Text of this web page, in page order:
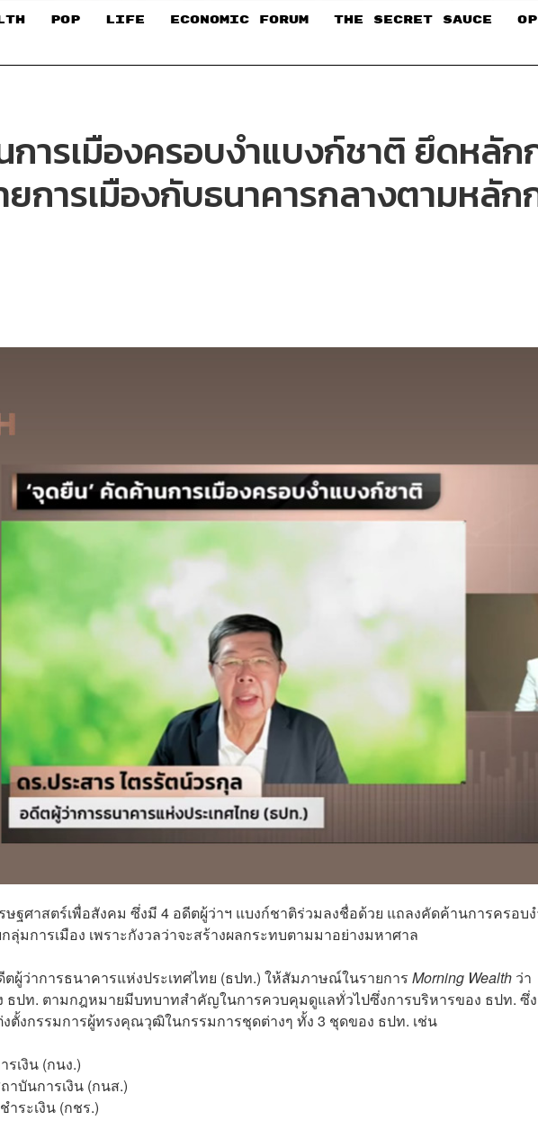
POP LIFE ECONOMIC FORUM THE SECRET SAUCE​
ารเมืองครอบงำแบงก์ชาติ ยึดหลัก
ยการเมืองกับธนาคารกลางตามหลั
ษฐศาสตร์เพื่อสังคม ซึ่งมี 4 อดีตผู้ว่าฯ แบงก์ชาติร่วมลงชื่อด้วย แถลงคัดค้านการครอบ
ลุ่มการเมือง เพราะกังวลว่าจะสร้างผลกระทบตามมาอย่างมหาศาล
ตผู้ว่าการธนาคารแห่งประเทศไทย (ธปท.) ให้สัมภาษณ์ในรายการ Morning Wealth ว่า
ปท. ตามกฎหมายมีบทบาทสำคัญในการควบคุมดูแลทั่วไปซึ่งการบริหารของ ธปท. ซึ่ง
ตั้งกรรมการผู้ทรงคุณวุฒิในกรรมการชุดต่างๆ ทั้ง 3 ชุดของ ธปท. เช่น
เงิน (กนง.)
บันการเงิน (กนส.)
ระเงิน (กชร.)